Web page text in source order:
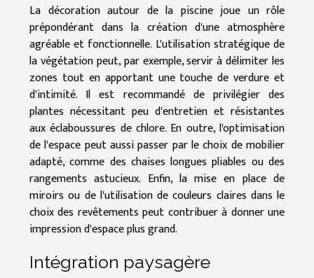
La décoration autour de la piscine joue un rôle
prépondérant dans la création d'une atmosphère
agréable et fonctionnelle. L'utilisation stratégique de
la végétation peut, par exemple, servir à délimiter les
zones tout en apportant une touche de verdure et
d'intimité. Il est recommandé de privilégier des
plantes nécessitant peu d'entretien et résistantes
aux éclaboussures de chlore. En outre, l'optimisation
de l'espace peut aussi passer par le choix de mobilier
adapté, comme des chaises longues pliables ou des
rangements astucieux. Enfin, la mise en place de
miroirs ou de l'utilisation de couleurs claires dans le
choix des revêtements peut contribuer à donner une
impression d'espace plus grand.
Intégration paysagère